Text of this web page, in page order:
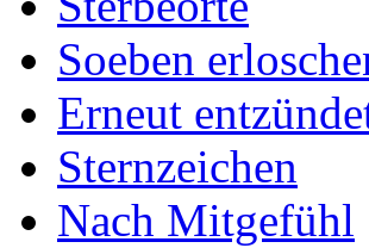
Soeben
Erneut
Sternzeichen
Nach Mitgefühl